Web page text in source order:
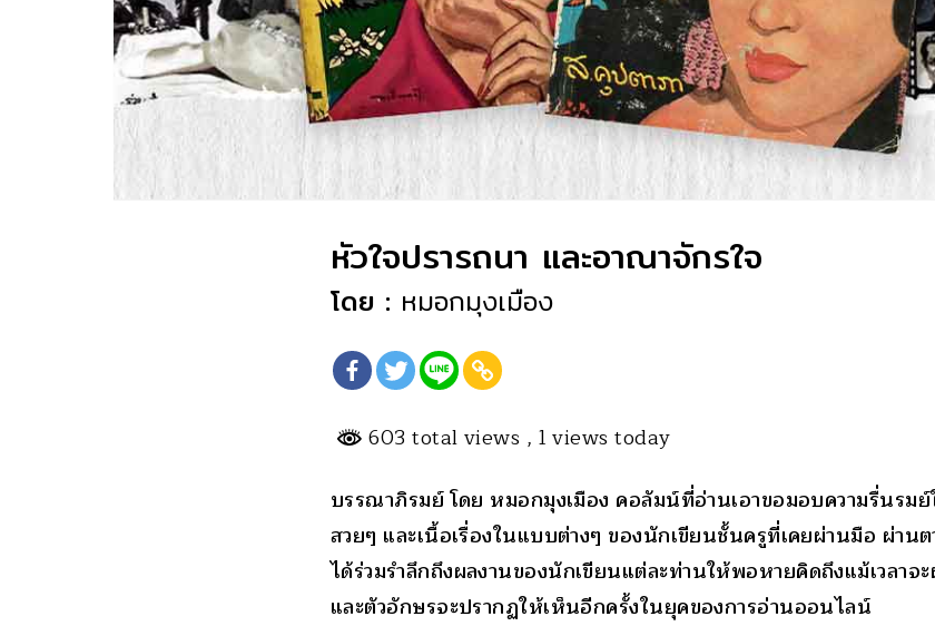
หัวใจปรารถนา และอาณาจักรใจ
โดย : หมอกมุงเมือง
603 total views , 1 views today
บรรณาภิรมย์ โดย หมอกมุงเมือง คอลัมน์ที่อ่านเอาขอมอบความรื่นรม
สวยๆ และเนื้อเรื่องในแบบต่างๆ ของนักเขียนชั้นครูที่เคยผ่านมือ ผ่าน
ได้ร่วมรำลึกถึงผลงานของนักเขียนแต่ละท่านให้พอหายคิดถึงแม้เวลา
และตัวอักษรจะปรากฏให้เห็นอีกครั้งในยุคของการอ่านออนไลน์